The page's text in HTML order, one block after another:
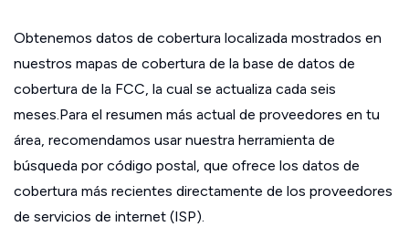
Obtenemos datos de cobertura localizada mostrados en
nuestros mapas de cobertura de la base de datos de
cobertura de la FCC, la cual se actualiza cada seis
meses.Para el resumen más actual de proveedores en tu
área, recomendamos usar nuestra herramienta de
búsqueda por código postal, que ofrece los datos de
cobertura más recientes directamente de los proveedores
de servicios de internet (ISP).